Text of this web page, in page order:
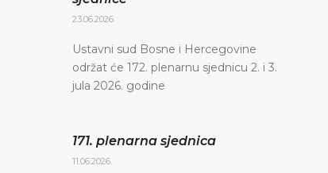
23.06.2026.
Ustavni sud Bosne i Hercegovine
održat će 172. plenarnu sjednicu 2. i 3.
jula 2026. godine
171. plenarna sjednica
11.06.2026.